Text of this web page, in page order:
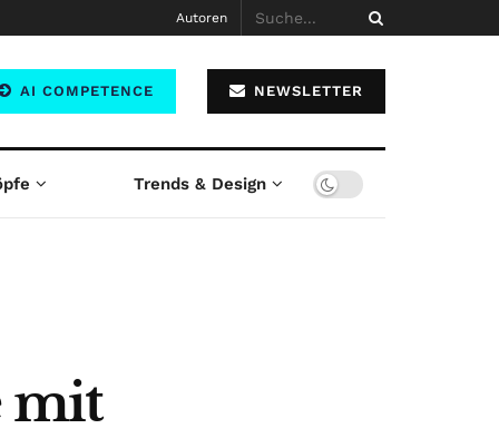
Autoren
AI COMPETENCE NEWSLETTER
Trends & Design
mit